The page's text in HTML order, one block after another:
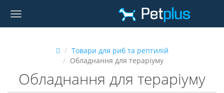
Товари для риб та рептилій
Обладнання для тераріуму
Обладнання для тераріуму